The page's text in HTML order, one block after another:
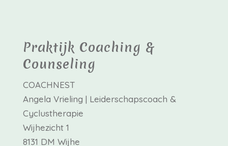
Praktijk Coaching &
Counseling
COACHNEST
Angela Vrieling | Leiderschapscoach &
Cyclustherapie
Wijhezicht 1
8131 DM Wijhe